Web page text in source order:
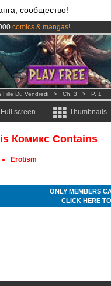
сообщество!
comics & mangas!.
per month !Get membership
Fille Du Vendredi > Ch. 3 > P. 1
Full screen Thumbnails
Комикс Contains
Erotism
ONLY MEMBERS
CLICK HERE